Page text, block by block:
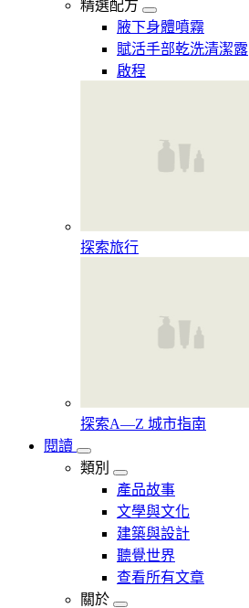
精選配方
腋下身體噴霧
賦活手部乾洗清潔露
啟程
探索旅行
探索A—Z 城市指南
閱讀
類別
產品故事
文學與文化
建築與設計
聽覺世界
查看所有文章
關於